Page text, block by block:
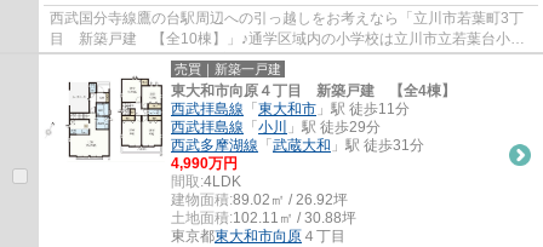
西武国分寺線鷹の台駅周辺への引っ越しをお考えなら「立川市若葉町3丁
目 新築戸建 【全10棟】」♪通学区域内の小学校は立川市立若葉台小学
校で徒歩15分です♪女性の方におすすめ♪朝の...
売買｜新築一戸建
東大和市向原４丁目 新築戸建 【全4棟】
西武拝島線 「 東大和市 」駅 徒歩11分
西武拝島線 「 小川
」駅 徒歩29分
西武多摩湖線 「 武蔵大和 」駅 徒歩31分
4,990万円
間取:4LDK
建物面積:89.02㎡ / 26.92坪
土地面積:102.11㎡ / 30.88坪
東京都東大和市向原 ４丁目